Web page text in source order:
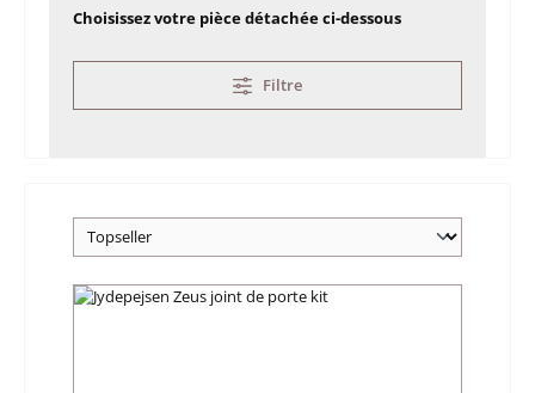
Choisissez votre pièce détachée ci-dessous
Filtre